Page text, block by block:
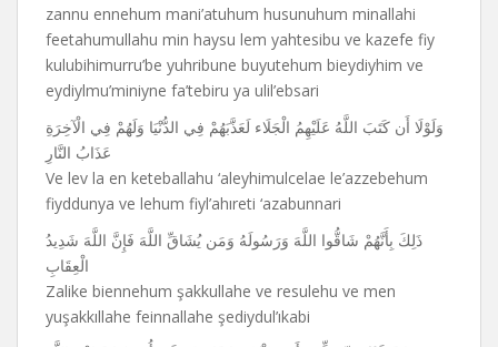
zannu ennehum mani’atuhum husunuhum minallahi
feetahumullahu min haysu lem yahtesibu ve kazefe fiy
kulubihimurru’be yuhribune buyutehum bieydiyhim ve
eydiylmu’miniyne fa’tebiru ya ulil’ebsari
وَلَوْلَا أَن كَتَبَ اللَّهُ عَلَيْهِمُ الْجَلَاء لَعَذَّبَهُمْ فِي الدُّنْيَا وَلَهُمْ فِي الْآخِرَةِ
عَذَابُ النَّارِ
Ve lev la en keteballahu ‘aleyhimulcelae le’azzebehum
fiyddunya ve lehum fiyl’ahıreti ‘azabunnari
ذَلِكَ بِأَنَّهُمْ شَاقُّوا اللَّهَ وَرَسُولَهُ وَمَن يُشَاقِّ اللَّهَ فَإِنَّ اللَّهَ شَدِيدُ
الْعِقَابِ
Zalike biennehum şakkullahe ve resulehu ve men
yuşakkıllahe feinnallahe şediydul’ıkabi